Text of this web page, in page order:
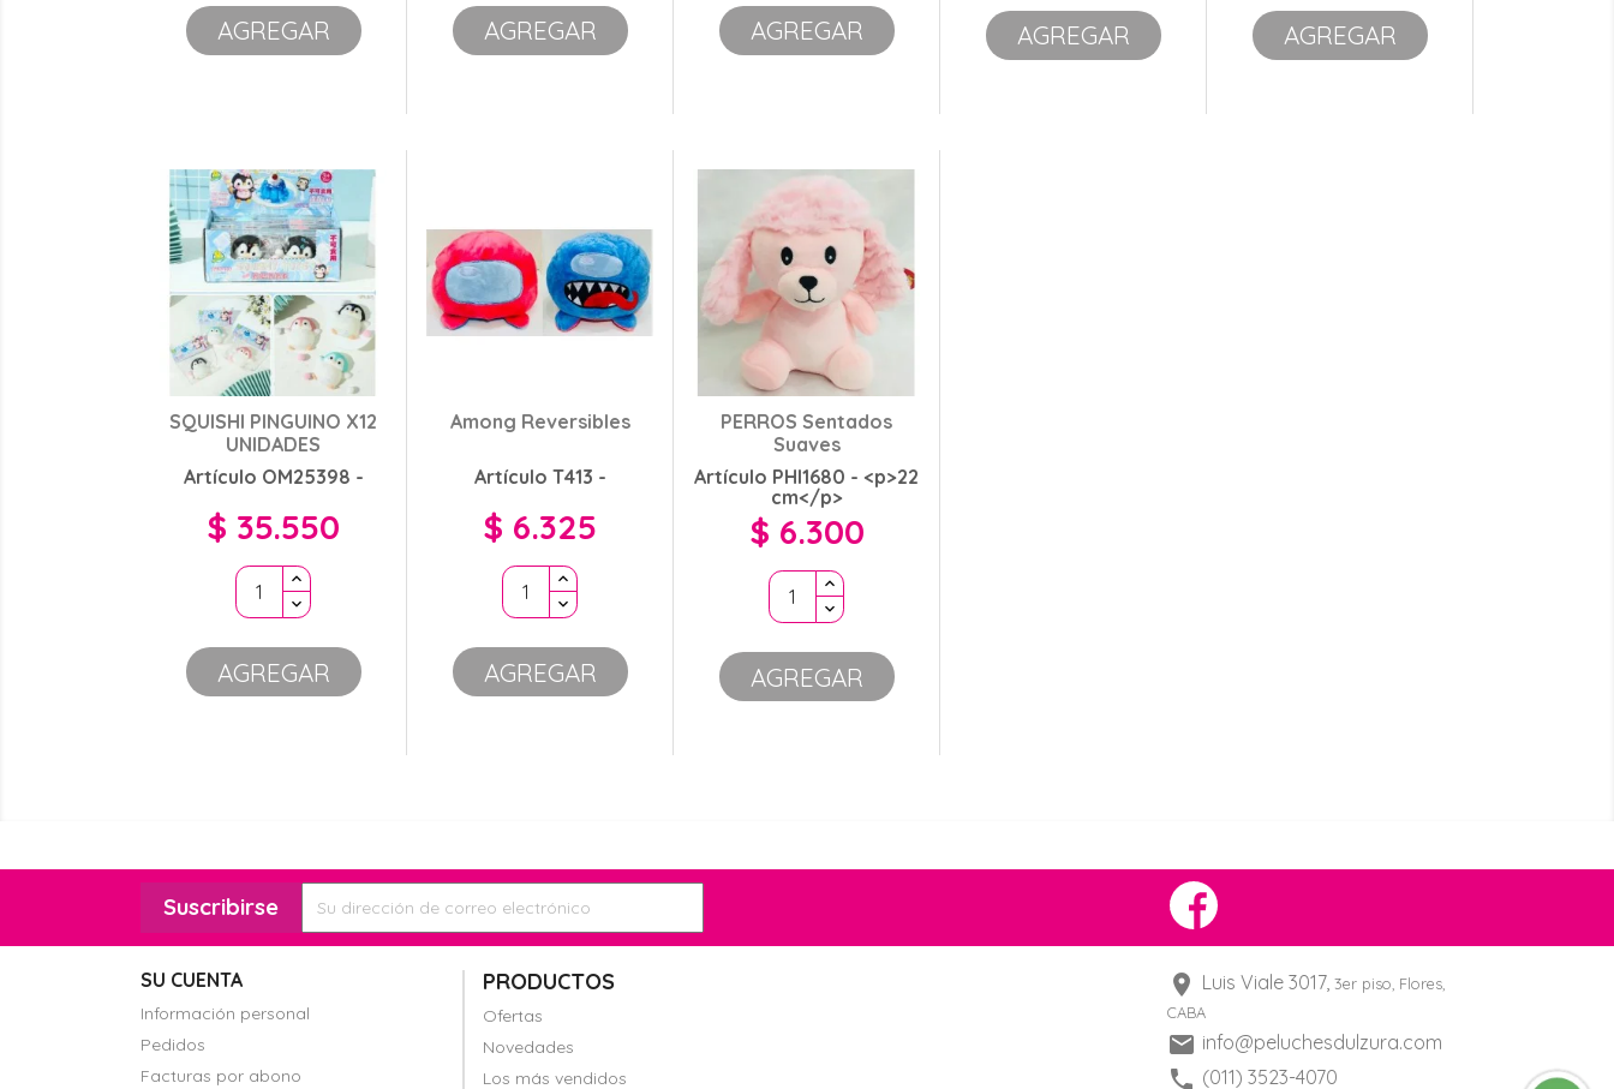
AGREGAR AGREGAR AGREGAR AGREGAR AGREGAR
SQUISHI PINGUINO X12
UNIDADES
Artículo OM25398 -
Precio
$ 35.550
AGREGAR
Among Reversibles
Artículo T413 -
Precio
$ 6.325
AGREGAR
PERROS Sentados
Suaves
Artículo PHI1680 - <p>22
cm</p>
Precio
$ 6.300
AGREGAR
SU CUENTA
Información personal
Pedidos
Facturas por abono
PRODUCTOS
Ofertas
Novedades
Los más vendidos
location_on Luis Viale 3017, 3er piso, Flores,
CABA
mail info@peluchesdulzura.com
phone (011) 3523-4070